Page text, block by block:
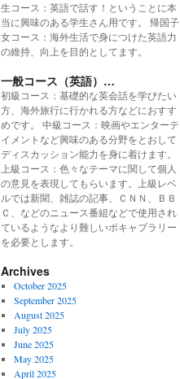
生コース：英語で話す！ということに本
当に興味のある学生さん用です。 帰国子
女コース：海外生活で身につけた英語力
の維持、向上を目的としてます。
一般コース（英語）…
初級コース：基礎的な英会話を学びたい
方、海外旅行に行かれる方などにおすす
めです。 中級コース：映画やエンターテ
イメントなど興味のある分野をとおして
ディスカッション能力を身に着けます。
上級コース：色々なテーマに関して個人
の意見を表現してもらいます。上級レベ
ルでは新聞、雑誌の記事、ＣＮＮ、ＢＢ
Ｃ、などのニュース番組などで使用され
ているようなより難しいボキャブラリー
を必要とします。
Archives
October 2025
September 2025
August 2025
July 2025
June 2025
May 2025
April 2025